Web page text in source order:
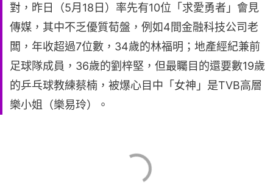
對，昨日（5月18日）率先有10位「求愛勇者」會見
傳媒，其中不乏優質荀盤，例如4間金融科技公司老
闆，年收超過7位數，34歲的林福明；地產經紀兼前
足球隊成員，36歲的劉梓堅，但最矚目的還要數19歲
的乒乓球教練蔡楠，被爆心目中「女神」是TVB高層
樂小姐（樂易玲）。